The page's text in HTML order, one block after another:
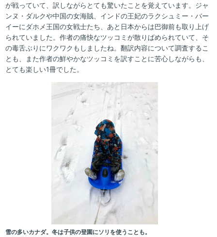
が戦っていて、訳しながらとても驚いたことを覚えています。ジャ
ンヌ・ダルクや中国の女海賊、インドの王妃のラクシュミー・バー
イーにダホメ王国の女戦士たち、あと日本からは巴御前も取り上げ
られていました。作者の痛快なツッコミが散りばめられていて、そ
の毒舌ぶりにワクワクもしましたね。翻訳内容について調査するこ
とも、また作者の鮮やかなツッコミを訳すことに苦心しながらも、
とても楽しい1冊でした。
雪の多いカナダ。冬は子供の登園にソリを使うことも。